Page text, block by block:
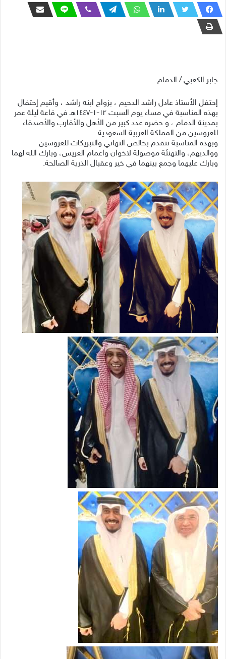
جابر الكعبي / الدمام
إحتفل الأستاذ عادل راشد الدحيم ، بزواج ابنه راشد ، وأقيم إحتفال
بهذه المناسبة في مساء يوم السبت ١٢-١-١٤٤٧هـ في قاعة ليلة عمر
بمدينة الدمام ، و حضره عدد كبير من الأهل والأقارب والأصدقاء
للعروسين من المملكة العربية السعودية
وبهذه المناسبة نتقدم بخالص التهاني والتبريكات للعروسين
ووالديهم، والتهنئة موصولة لاخوان واعمام العريس، وبارك الله لهما
وبارك عليهما وجمع بينهما في خير وعقبال الذرية الصالحة.